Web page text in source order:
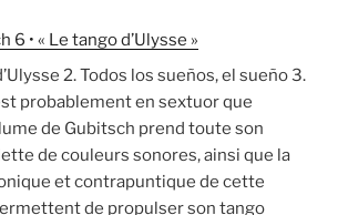
Gubitsch
Trio »
6 • « Le tango d’Ulysse »
2. Todos los sueños, el sueño 3.
probablement en sextuor que
de Gubitsch prend toute son
de couleurs sonores, ainsi que la
et contrapuntique de cette
de propulser son tango